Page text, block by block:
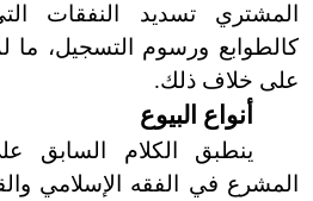
المشتري تسديد النفقات
كالطوابع ورسوم التسجيل، ما
على خلاف ذلك.
أنواع البيوع
ينطبق الكلام السابق
المشرع في الفقه الإسلامي